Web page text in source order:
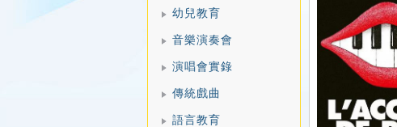
幼兒教育
音樂演奏會
演唱會實錄
傳統戲曲
語言教育